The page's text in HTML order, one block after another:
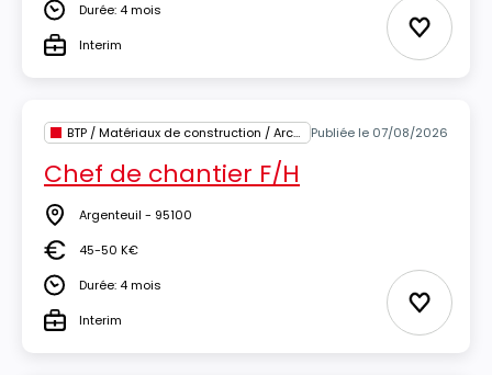
DuréeDurée: 4 mois
TypeInterim Ajouter
BTP / Matériaux de construction / Architecture Publiée le 07/08/2026
Chef de chantier F/H
Lieu Argenteuil - 95100
Salaire45-50 K€
DuréeDurée: 4 mois
TypeInterim Ajouter